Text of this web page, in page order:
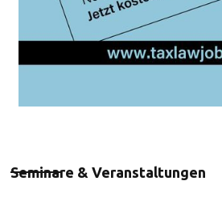
Seminare & Veranstaltungen